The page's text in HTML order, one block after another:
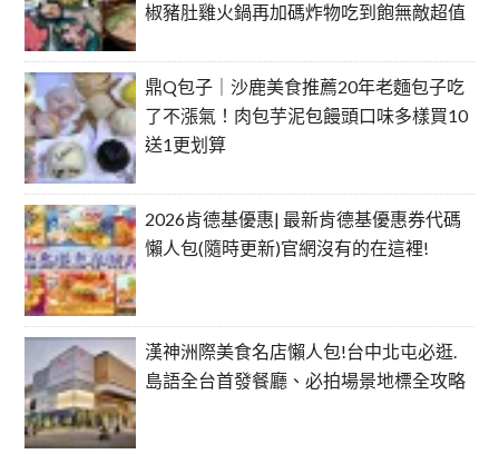
椒豬肚雞火鍋再加碼炸物吃到飽無敵超值
鼎Q包子｜沙鹿美食推薦20年老麵包子吃
了不漲氣！肉包芋泥包饅頭口味多樣買10
送1更划算
2026肯德基優惠| 最新肯德基優惠券代碼
懶人包(隨時更新)官網沒有的在這裡!
漢神洲際美食名店懶人包!台中北屯必逛.
島語全台首發餐廳、必拍場景地標全攻略